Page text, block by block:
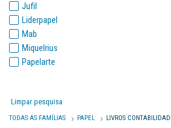
Jufil
Liderpapel
Mab
Miquelrius
Papelarte
Limpar pesquisa
TODAS AS FAMÍLIAS PAPEL LIVROS